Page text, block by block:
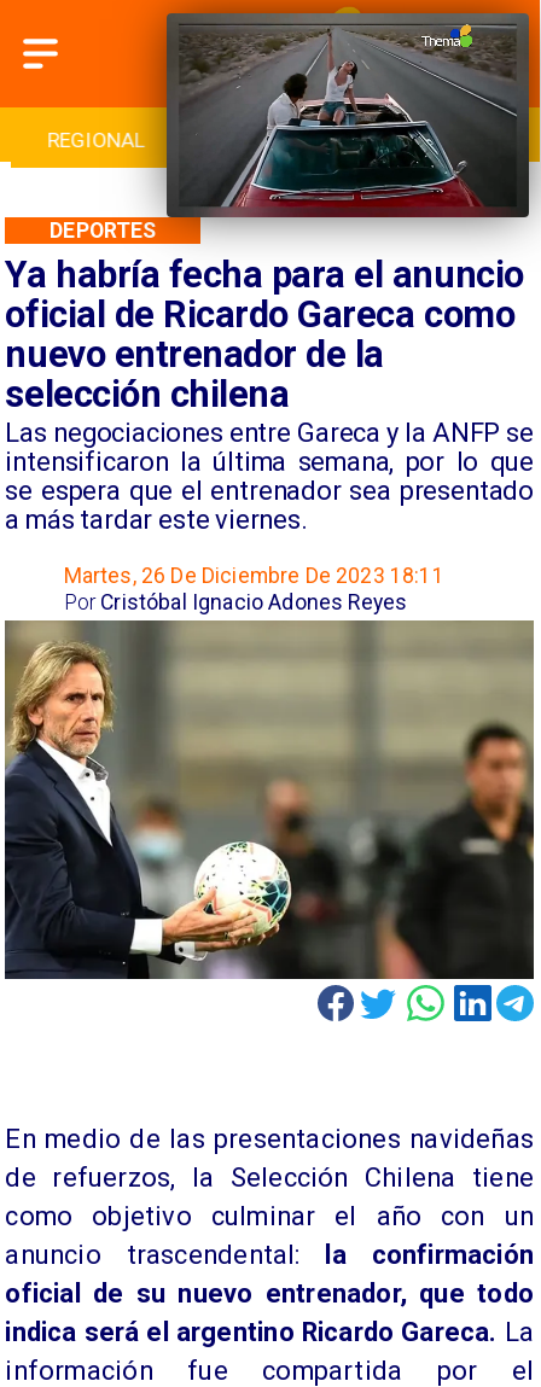
INTERNACIONAL DEPORTES CULTURA
Ya habría fecha para el anuncio
oficial de Ricardo Gareca como
nuevo entrenador de la
selección chilena
​Las negociaciones entre Gareca y la ANFP se
intensificaron la última semana, por lo que
se espera que el entrenador sea presentado
a más tardar este viernes.
DEPORTES
Martes, 26 De Diciembre De 2023 18:11
Cristóbal Ignacio Adones Reyes
Por
​En medio de las presentaciones navideñas
de refuerzos, la Selección Chilena tiene
como objetivo culminar el año con un
anuncio trascendental: la confirmación
oficial de su nuevo entrenador, que todo
indica será el argentino Ricardo Gareca. La
información fue compartida por el